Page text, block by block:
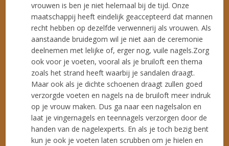
vrouwen is ben je niet helemaal bij de tijd. Onze
maatschappij heeft eindelijk geaccepteerd dat mannen
recht hebben op dezelfde verwennerij als vrouwen. Als
aanstaande bruidegom wil je niet aan de ceremonie
deelnemen met lelijke of, erger nog, vuile nagels.Zorg
ook voor je voeten, vooral als je bruiloft een thema
zoals het strand heeft waarbij je sandalen draagt.
Maar ook als je dichte schoenen draagt zullen goed
verzorgde voeten en nagels na de bruiloft meer indruk
op je vrouw maken. Dus ga naar een nagelsalon en
laat je vingernagels en teennagels verzorgen door de
handen van de nagelexperts. En als je toch bezig bent
kun je ook je voeten laten scrubben om je hielen en